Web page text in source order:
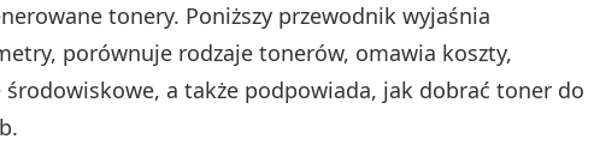
tonery. Poniższy przewodnik wyjaśnia
porównuje rodzaje tonerów, omawia koszty,
a także podpowiada, jak dobrać toner do